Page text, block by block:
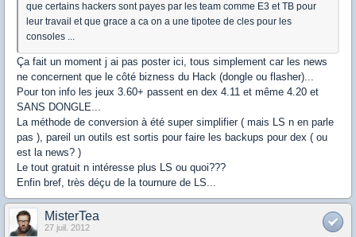
que certains hackers sont payes par les team comme E3 et TB pour
leur travail et que grace a ca on a une tipotee de cles pour les
consoles ...
Ça fait un moment j ai pas poster ici, tous simplement car les news
ne concernent que le côté bizness du Hack (dongle ou flasher)...
Pour ton info les jeux 3.60+ passent en dex 4.11 et même 4.20 et
SANS DONGLE...
La méthode de conversion à été super simplifier ( mais LS n en parle
pas ), pareil un outils est sortis pour faire les backups pour dex ( ou
est la news? )
Le tout gratuit n intéresse plus LS ou quoi???
Enfin bref, très déçu de la tournure de LS...
MisterTea
27 juil. 2012